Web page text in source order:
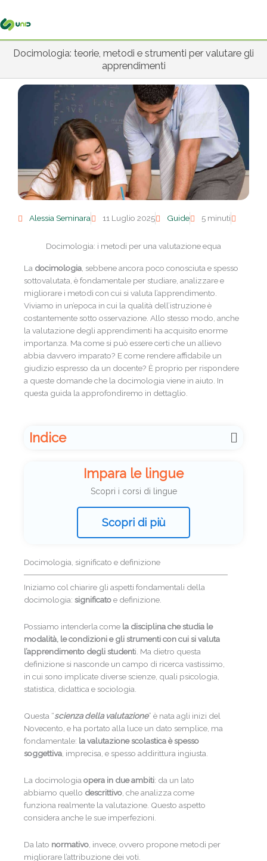
Docimologia: teorie, metodi e strumenti per valutare gli
apprendimenti
Alessia Seminara 11 Luglio 2025 Guide 5 minuti
Docimologia: i metodi per una valutazione equa
La docimologia, sebbene ancora poco conosciuta e spesso
sottovalutata, è fondamentale per studiare, analizzare e
migliorare i metodi con cui si valuta l’apprendimento.
Viviamo in un’epoca in cui la qualità dell’istruzione è
costantemente sotto osservazione. Allo stesso modo, anche
la valutazione degli apprendimenti ha acquisito enorme
importanza. Ma come si può essere certi che un allievo
abbia davvero imparato? E come rendere affidabile un
giudizio espresso da un docente? È proprio per rispondere
a queste domande che la docimologia viene in aiuto. In
questa guida la approfondiremo in dettaglio.
Indice
Impara le lingue
Scopri i corsi di lingue
Scopri di più
Docimologia, significato e definizione
Iniziamo col chiarire gli aspetti fondamentali della
docimologia: significatoe definizione.
Possiamo intenderla come la disciplina che studia le
modalità, le condizioni e gli strumenti con cui si valuta
l’apprendimento degli studenti. Ma dietro questa
definizione si nasconde un campo di ricerca vastissimo,
in cui sono implicate diverse scienze, quali psicologia,
statistica, didattica e sociologia.
Questa “scienza della valutazione” è nata agli inizi del
Novecento, e ha portato alla luce un dato semplice, ma
fondamentale: la valutazione scolastica è spesso
soggettiva, imprecisa, e spesso addirittura ingiusta.
La docimologia opera in due ambiti: da un lato
abbiamo quello descrittivo , che analizza come
funziona realmente la valutazione. Questo aspetto
considera anche le sue imperfezioni.
Da lato normativo , invece, ovvero propone metodi per
migliorare l’attribuzione dei voti.